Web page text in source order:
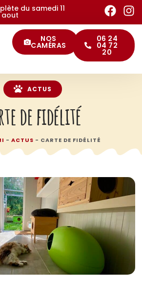
du samedi 11
aout
NOS
CAMÉRAS
06 24
04 72
20
ACTUS
de fidélité
- ACTUS - CARTE DE FIDÉLITÉ